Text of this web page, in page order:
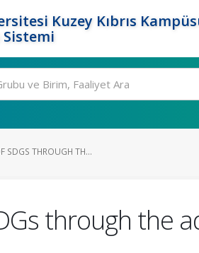
Kuzey Kıbrıs
SDGS THROUGH TH...
through the